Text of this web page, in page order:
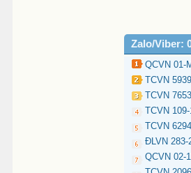
Zalo/Viber:
QCVN 01-
TCVN
TCVN
TCVN
TCVN
ĐLVN
QCVN 02-